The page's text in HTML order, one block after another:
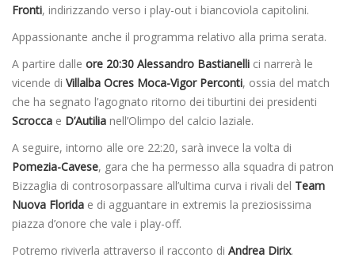
Fronti, indirizzando verso i play-out i biancoviola capitolini.
Appassionante anche il programma relativo alla prima serata.
A partire dalle ore 20:30 Alessandro Bastianelli ci narrerà le
vicende di Villalba Ocres Moca-Vigor Perconti, ossia del match
che ha segnato l’agognato ritorno dei tiburtini dei presidenti
Scrocca e D’Autilia nell’Olimpo del calcio laziale.
A seguire, intorno alle ore 22:20, sarà invece la volta di
Pomezia-Cavese, gara che ha permesso alla squadra di patron
Bizzaglia di controsorpassare all’ultima curva i rivali del Team
Nuova Florida e di agguantare in extremis la preziosissima
piazza d’onore che vale i play-off.
Potremo riviverla attraverso il racconto di Andrea Dirix.